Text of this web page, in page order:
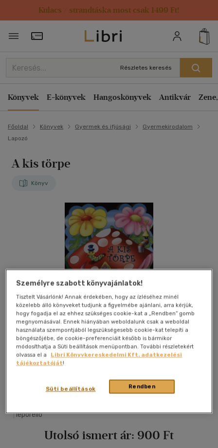
Kulacs / strandtáska most csak 1499 Ft!
Törzsvásárlói Kártya adatai
Részletes keresés
Könyvek E-könyvek Hangoskönyvek Antikvár
Főoldal Könyvek Gyermek és ifjúsági
Gyermekirodalom
Lapozó
A kis törpe
Könyv
|leporello
Utolsó ismert ár: 900 Ft
Személyre szabott könyvajánlatok!
Tisztelt Vásárlónk! Annak érdekében, hogy az ízléséhez minél
közelebb álló könyveket tudjunk a figyelmébe ajánlani, arra kérjük,
hogy fogadja el az ehhez szükséges cookie-kat a „Rendben” gomb
megnyomásával. Ennek hiányában weboldalunk csak a weboldal
használata szempontjából legszükségesebb cookie-kat telepíti a
böngészőjébe, de cookie-preferenciáit később is bármikor
módosíthatja a Süti beállítások menüpontban. További részletekért
olvassa el a
Libri Könyvkereskedelmi Kft. adatkezelési
tájékoztatóját!
Rendben
Süti beállítások